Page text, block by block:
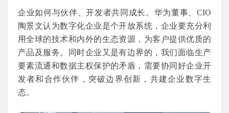
企业如何与伙伴、开发者共同成长。华为董事、CIO
陶景文认为数字化企业是个开放系统，企业要充分利
用全球的技术和内外的生态资源，为客户提供优质的
产品及服务。同时企业又是有边界的，我们面临生产
要素流通和数据主权保护的矛盾，需要协同好企业开
发者和合作伙伴，突破边界创新，共建企业数字生
态。